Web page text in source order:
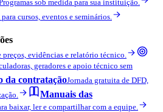
sob medida para sua instituição.
cursos, eventos e seminários.
preços, evidências e relatório técnico.
geradores e apoio técnico sem
da contrataçãoJornada gratuita de DFD,
Manuais das
baixar, ler e compartilhar com a equipe.